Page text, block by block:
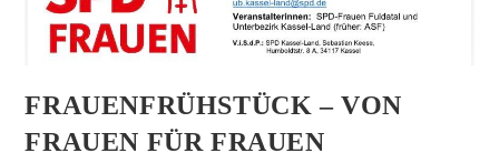
FRAUENFRÜHSTÜCK – VON
FRAUEN FÜR FRAUEN